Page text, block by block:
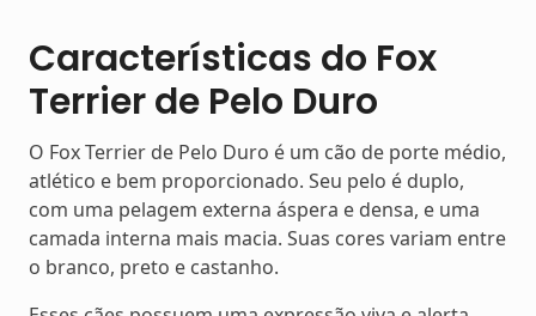
Características do Fox
Terrier de Pelo Duro
O Fox Terrier de Pelo Duro é um cão de porte médio,
atlético e bem proporcionado. Seu pelo é duplo,
com uma pelagem externa áspera e densa, e uma
camada interna mais macia. Suas cores variam entre
o branco, preto e castanho.